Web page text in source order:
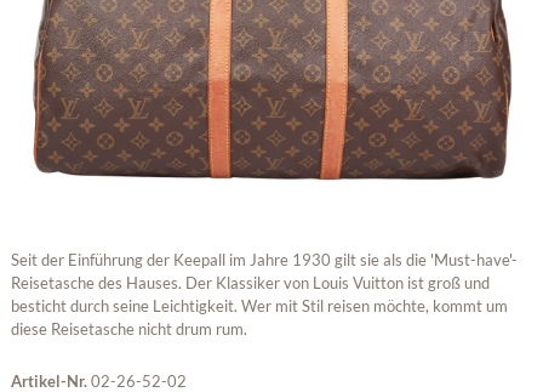
Seit der Einführung der Keepall im Jahre 1930 gilt sie als die 'Must-have'-
Reisetasche des Hauses. Der Klassiker von Louis Vuitton ist groß und
besticht durch seine Leichtigkeit. Wer mit Stil reisen möchte, kommt um
diese Reisetasche nicht drum rum.
Artikel-Nr.02-26-52-02